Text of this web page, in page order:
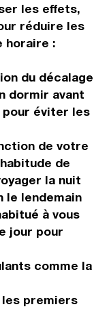
les effets,
réduire les
horaire :
du décalage
dormir avant
pour éviter les
de votre
de
la nuit
le lendemain
à vous
jour pour
comme la
premiers